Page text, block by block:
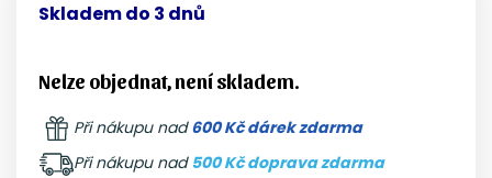
Skladem do 3 dnů
Nelze objednat, není skladem.
Při nákupu nad600 Kč dárek zdarma
Při nákupu nad 500 Kč doprava zdarma